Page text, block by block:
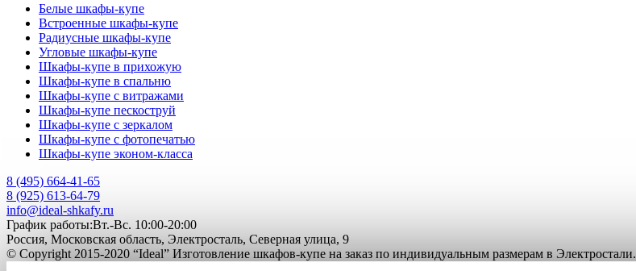
Белые шкафы-купе
Встроенные шкафы-купе
Радиусные шкафы-купе
Угловые шкафы-купе
Шкафы-купе в прихожую
Шкафы-купе в спальню
Шкафы-купе с витражами
Шкафы-купе пескоструй
Шкафы-купе с зеркалом
Шкафы-купе с фотопечатью
Шкафы-купе эконом-класса
8 (495) 664-41-65
8 (925) 613-64-79
info@ideal-shkafy.ru
График работы:Вт.-Вс. 10:00-20:00
Россия, Московская область, Электросталь, Северная улица, 9
© Copyright 2015-2020 “Ideal” Изготовление шкафов-купе на заказ по индивидуальным размерам в Электростали.